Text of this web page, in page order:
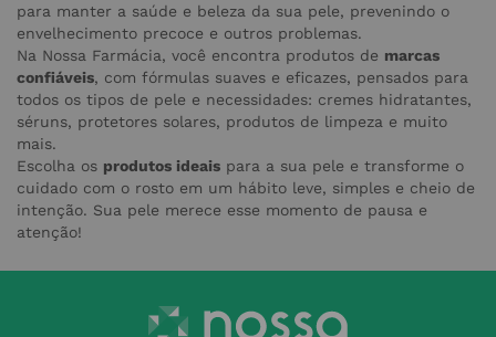
para manter a saúde e beleza da sua pele, prevenindo o
envelhecimento precoce e outros problemas.
Na Nossa Farmácia, você encontra produtos de marcas
confiáveis, com fórmulas suaves e eficazes, pensados para
todos os tipos de pele e necessidades: cremes hidratantes,
séruns, protetores solares, produtos de limpeza e muito
mais.
Escolha os produtos ideais para a sua pele e transforme o
cuidado com o rosto em um hábito leve, simples e cheio de
intenção. Sua pele merece esse momento de pausa e
atenção!